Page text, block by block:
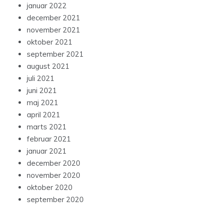
januar 2022
december 2021
november 2021
oktober 2021
september 2021
august 2021
juli 2021
juni 2021
maj 2021
april 2021
marts 2021
februar 2021
januar 2021
december 2020
november 2020
oktober 2020
september 2020